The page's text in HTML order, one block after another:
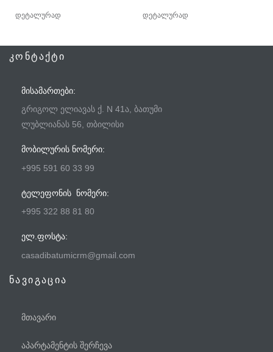
დეტალურად დეტალურად
ᲙᲝᲜᲢᲐᲥᲢᲘ
ᲛᲘᲡᲐᲛᲐᲠᲗᲔᲑᲘ:
გრიგოლ ელიავას ქ. N 41ა, ბათუმი
ლუბლიანას 56, თბილისი
ᲛᲝᲑᲘᲚᲣᲠᲘᲡ ᲜᲝᲛᲔᲠᲘ:
+995 591 60 33 99
ᲢᲔᲚᲔᲤᲝᲜᲘᲡ ᲜᲝᲛᲔᲠᲘ:
+995 322 88 81 80
ᲔᲚ.ᲤᲝᲡᲢᲐ:
casadibatumicrm@gmail.com
ნავიგაცია
მთავარი
აპარტამენტის შერჩევა